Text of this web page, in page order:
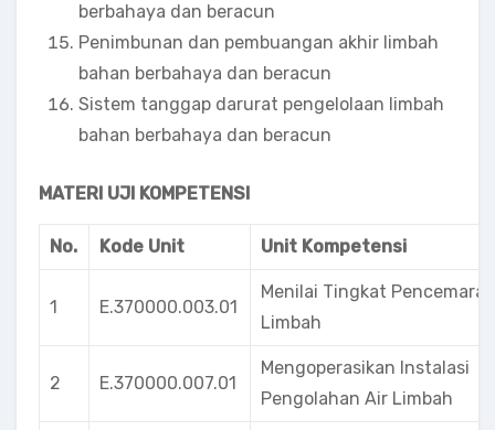
berbahaya dan beracun
Penimbunan dan pembuangan akhir limbah
bahan berbahaya dan beracun
Sistem tanggap darurat pengelolaan limbah
bahan berbahaya dan beracun
MATERI UJI KOMPETENSI
No. Kode Unit Unit Kompetensi
1 E.370000.003.01
Menilai Tingkat
Limbah
2 E.370000.007.01
Mengoperasikan Instalasi
Pengolahan Air Limbah